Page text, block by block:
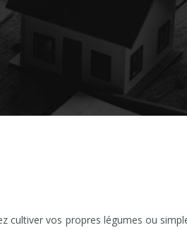
cultiver vos propres légumes ou